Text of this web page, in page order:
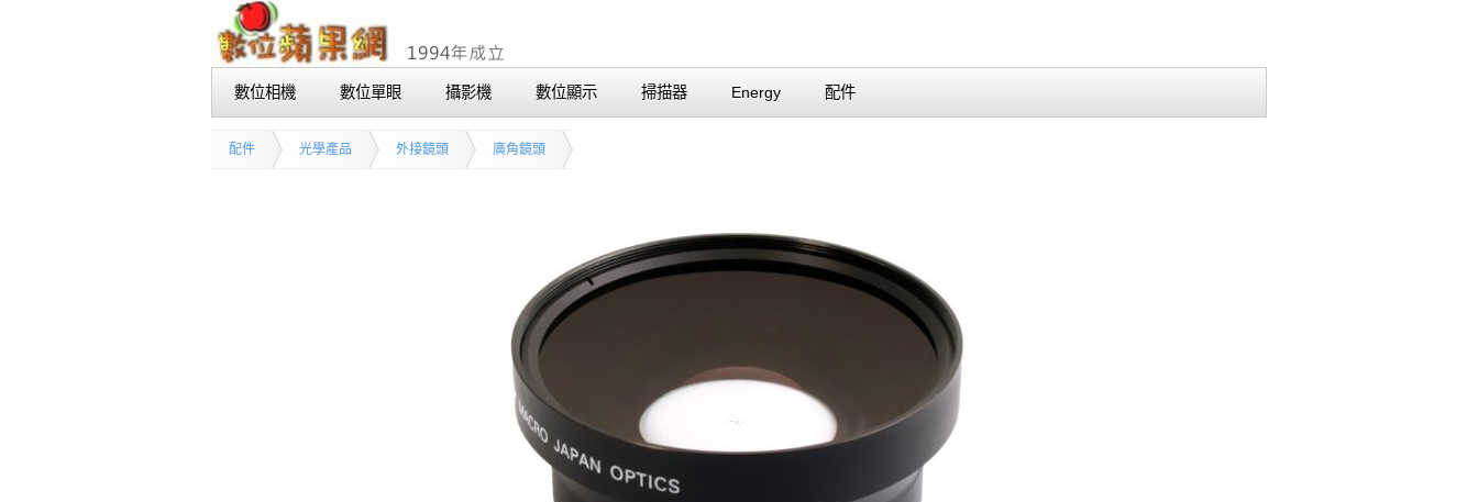
數位相機 數位單眼 攝影機 數位顯示 掃描器 Energy 配件
配件 光學產品 外接鏡頭 廣角鏡頭